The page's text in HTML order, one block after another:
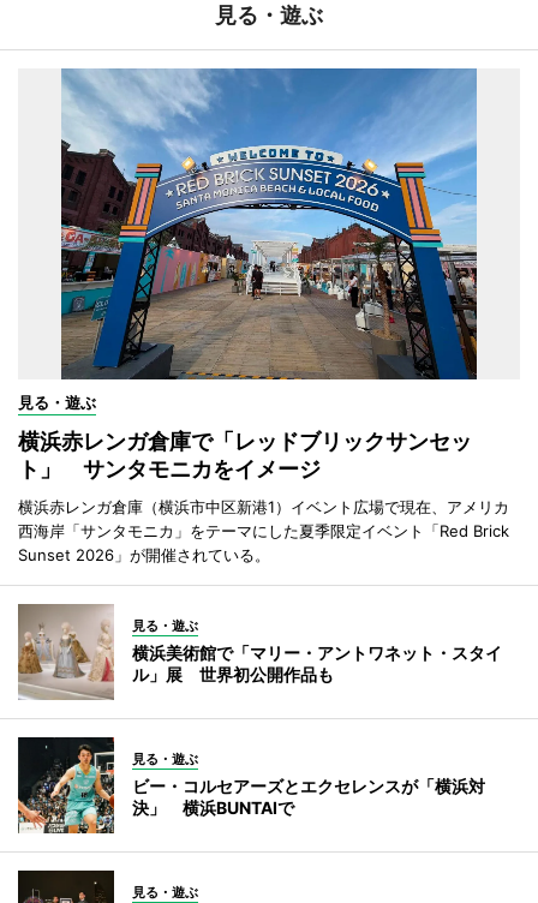
見る・遊ぶ
見る・遊ぶ
横浜赤レンガ倉庫で「レッドブリックサンセッ
ト」 サンタモニカをイメージ
横浜赤レンガ倉庫（横浜市中区新港1）イベント広場で現在、アメリカ
西海岸「サンタモニカ」をテーマにした夏季限定イベント「Red Brick
Sunset 2026」が開催されている。
見る・遊ぶ
横浜美術館で「マリー・アントワネット・スタイ
ル」展 世界初公開作品も
見る・遊ぶ
ビー・コルセアーズとエクセレンスが「横浜対
決」 横浜BUNTAIで
見る・遊ぶ